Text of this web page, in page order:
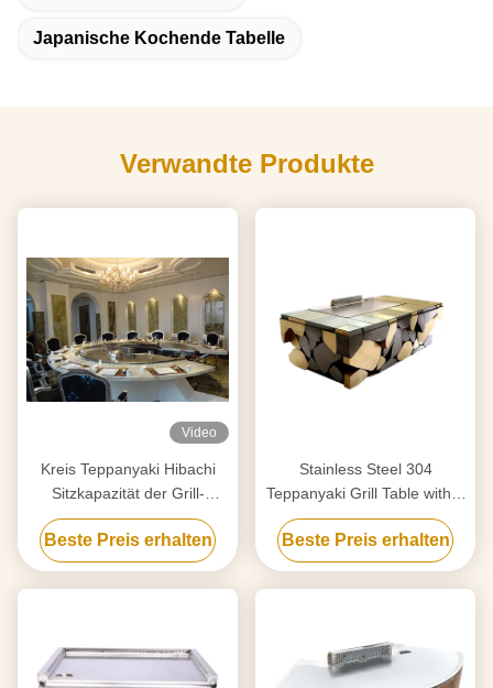
Japanische Kochende Tabelle
Verwandte Produkte
Video
Kreis Teppanyaki Hibachi
Sitzkapazität der Grill-
Tabellen-
Grundkonfigurations-12
Beste Preis erhalten
Stainless Steel 304
Teppanyaki Grill Table with 8
Seats and Customized
20mm Thick Food-Grade
Special Alloy Steel
Beste Preis erhalten